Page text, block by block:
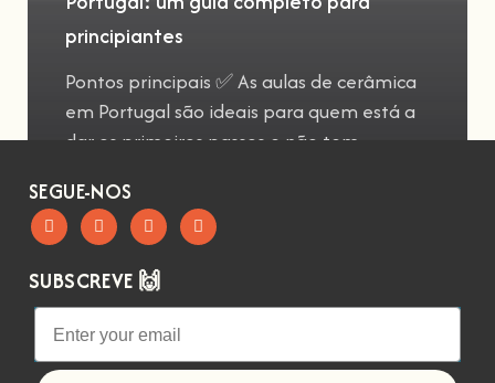
principiantes
Pontos principais ✅ As aulas de cerâmica
em Portugal são ideais para quem está a
dar os primeiros passos e não tem
SEGUE-NOS
SUBSCREVE 🙌